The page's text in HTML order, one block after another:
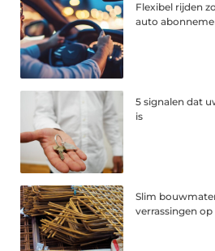
Flexibel rijden
auto
5 signalen dat
is
Slim
verrassingen